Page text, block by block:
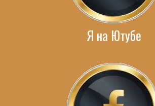
Я на Ютубе